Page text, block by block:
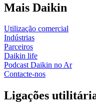
Mais Daikin
Utilização comercial
Indústrias
Parceiros
Daikin life
Podcast Daikin no Ar
Contacte-nos
Ligações